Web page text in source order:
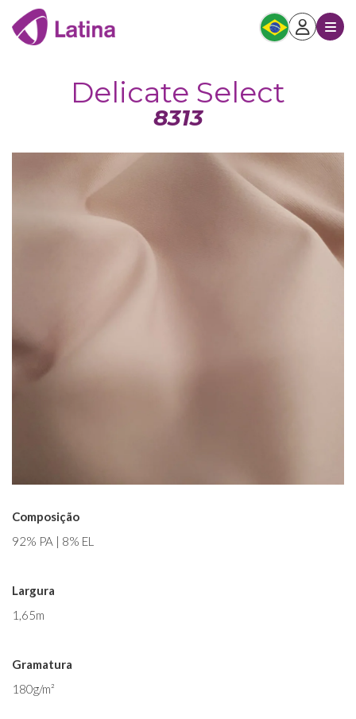
Delicate Select
8313
Composição
92% PA | 8% EL
Largura
1,65m
Gramatura
180g/m²